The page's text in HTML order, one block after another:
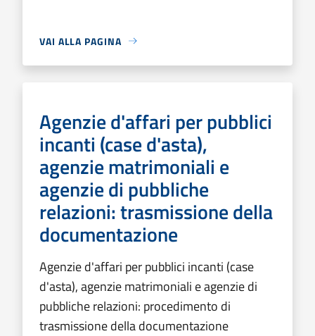
VAI ALLA PAGINA
Agenzie d'affari per pubblici
incanti (case d'asta),
agenzie matrimoniali e
agenzie di pubbliche
relazioni: trasmissione della
documentazione
Agenzie d'affari per pubblici incanti (case
d'asta), agenzie matrimoniali e agenzie di
pubbliche relazioni: procedimento di
trasmissione della documentazione